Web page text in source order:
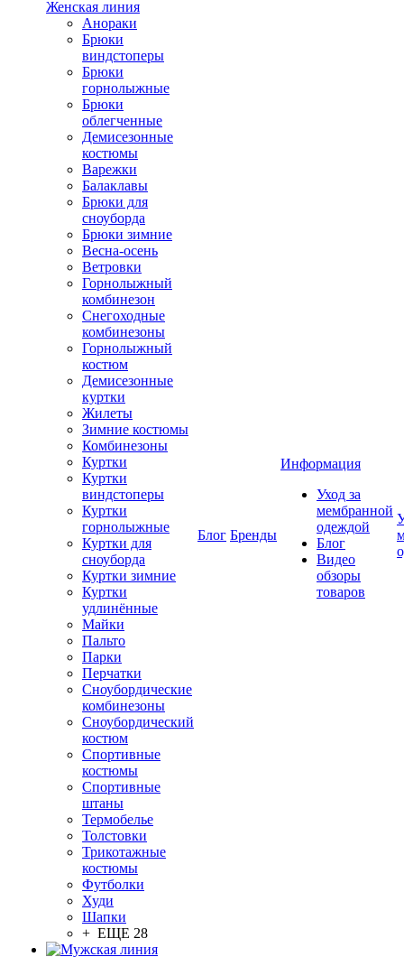
Женская линия
Анораки
Брюки
виндстоперы
Брюки
горнолыжные
Брюки
облегченные
Демисезонные
костюмы
Варежки
Балаклавы
Брюки для
сноуборда
Брюки зимние
Весна-осень
Ветровки
Горнолыжный
комбинезон
Снегоходные
комбинезоны
Горнолыжный
костюм
Демисезонные
куртки
Жилеты
Зимние костюмы
Комбинезоны
Куртки
Куртки
виндстоперы
Куртки
горнолыжные
Куртки для
сноуборда
Куртки зимние
Куртки
удлинённые
Майки
Пальто
Парки
Перчатки
Сноубордические
комбинезоны
Сноубордический
костюм
Спортивные
костюмы
Спортивные
штаны
Термобелье
Толстовки
Трикотажные
костюмы
Футболки
Худи
Шапки
+ ЕЩЕ 28
Блог Бренды
Информация
Уход за
мембранной
одеждой
Блог
Видео
обзоры
товаров